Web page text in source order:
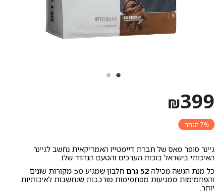
₪399
7% הנחה
גיינר סופר מאס של חברת דיימטייז האמריקאית נחשב לגיינר
האיכותי בישראל בזכות הערכים והטעם הנהדר שלו.
כל מנת הגשה מכילה 52 גרם
חלבון שמגיע מ5 מקורות שונים
והפחמימות ממגיעות מפחמימות מורכבות שנחשבות לאיכותיות
יותר.